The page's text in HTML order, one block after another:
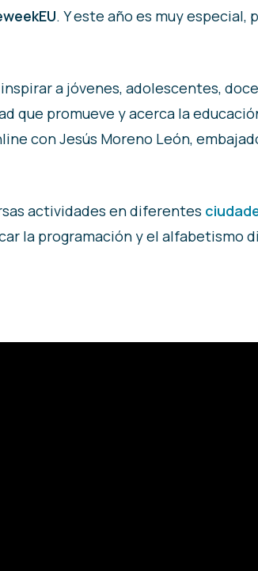
. Y este año es muy especial,
a jóvenes, adolescentes,
que promueve y acerca la
con Jesús Moreno León,
actividades en diferentes
la programación y el alfabetismo